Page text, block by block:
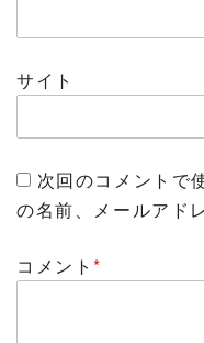
サイト
次回のコメントで
の名前、メールアド
コメント*